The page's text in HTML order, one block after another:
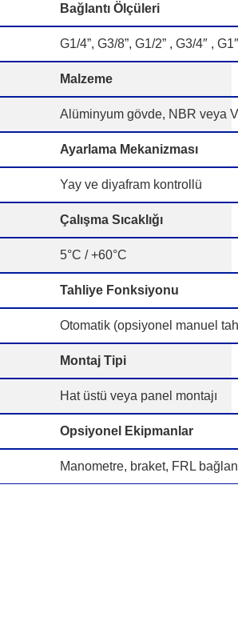
Bağlantı Ölçüleri
G1/4”, G3/8”, G1/2” , G3/4″ , G1″
Malzeme
Alüminyum gövde, NBR veya
Ayarlama Mekanizması
Yay ve diyafram kontrollü
Çalışma Sıcaklığı
5°C / +60°C
Tahliye Fonksiyonu
Otomatik (opsiyonel manuel
Montaj Tipi
Hat üstü veya panel montajı
Opsiyonel Ekipmanlar
Manometre, braket, FRL